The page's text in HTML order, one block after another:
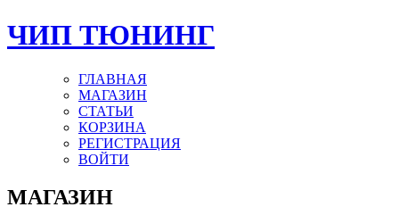
ЧИП ТЮНИНГ
ГЛАВНАЯ
МАГАЗИН
СТАТЬИ
КОРЗИНА
РЕГИСТРАЦИЯ
ВОЙТИ
МАГАЗИН